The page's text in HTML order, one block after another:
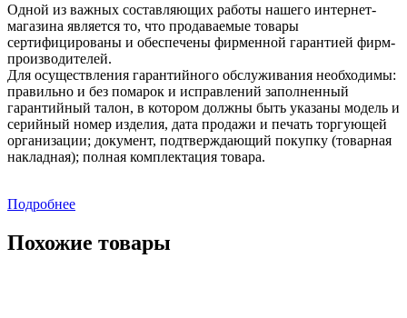
Одной из важных составляющих работы нашего интернет-
магазина является то, что продаваемые товары
сертифицированы и обеспечены фирменной гарантией фирм-
производителей.
Для осуществления гарантийного обслуживания необходимы:
правильно и без помарок и исправлений заполненный
гарантийный талон, в котором должны быть указаны модель и
серийный номер изделия, дата продажи и печать торгующей
организации; документ, подтверждающий покупку (товарная
накладная); полная комплектация товара.
Подробнее
Похожие товары